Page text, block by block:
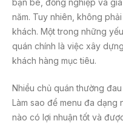
b
o
o
k
bạn bè, đồng nghiệp và
năm. Tuy nhiên, không
khách. Một trong những
quán chính là việc xây
khách hàng mục tiêu.
Nhiều chủ quán thường
Làm sao để menu đa dạng
nào có lợi nhuận tốt và